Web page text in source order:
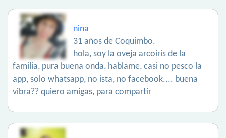
nina
31 años de Coquimbo.
hola, soy la oveja arcoiris de la
familia, pura buena onda, hablame, casi no pesco la
app, solo whatsapp, no ista, no facebook.... buena
vibra?? quiero amigas, para compartir